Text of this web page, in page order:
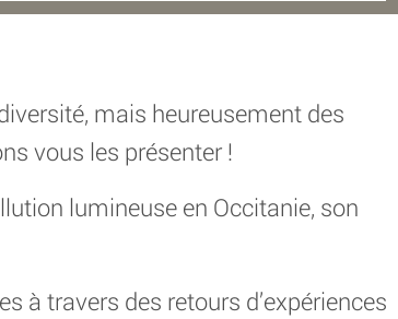
mais heureusement des
vous les présenter !
lumineuse en Occitanie, son
à travers des retours d’expériences